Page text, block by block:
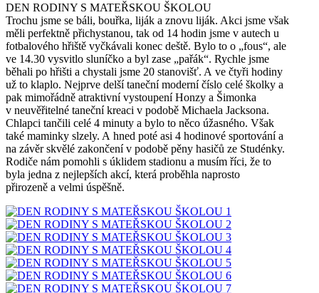
DEN RODINY S MATEŘSKOU ŠKOLOU
Trochu jsme se báli, bouřka, liják a znovu liják. Akci jsme však
měli perfektně přichystanou, tak od 14 hodin jsme v autech u
fotbalového hřiště vyčkávali konec deště. Bylo to o „fous“, ale
ve 14.30 vysvitlo sluníčko a byl zase „pařák“. Rychle jsme
běhali po hřišti a chystali jsme 20 stanovišť. A ve čtyři hodiny
už to klaplo. Nejprve delší taneční moderní číslo celé školky a
pak mimořádně atraktivní vystoupení Honzy a Šimonka
v neuvěřitelné taneční kreaci v podobě Michaela Jacksona.
Chlapci tančili celé 4 minuty a bylo to něco úžasného. Však
také maminky slzely. A hned poté asi 4 hodinové sportování a
na závěr skvělé zakončení v podobě pěny hasičů ze Studénky.
Rodiče nám pomohli s úklidem stadionu a musím říci, že to
byla jedna z nejlepších akcí, která proběhla naprosto
přirozeně a velmi úspěšně.